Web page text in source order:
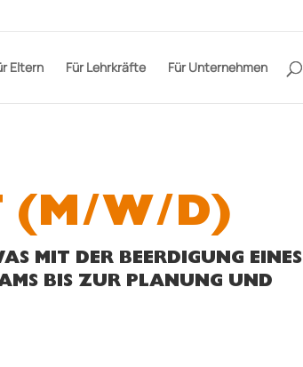
Eltern Für Lehrkräfte Für Unternehmen
(M/W/D)
MIT DER BEERDIGUNG EINES
BIS ZUR PLANUNG UND